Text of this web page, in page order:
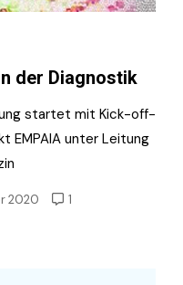
der Diagnostik
startet mit Kick-off-
EMPAIA unter Leitung
2020 1